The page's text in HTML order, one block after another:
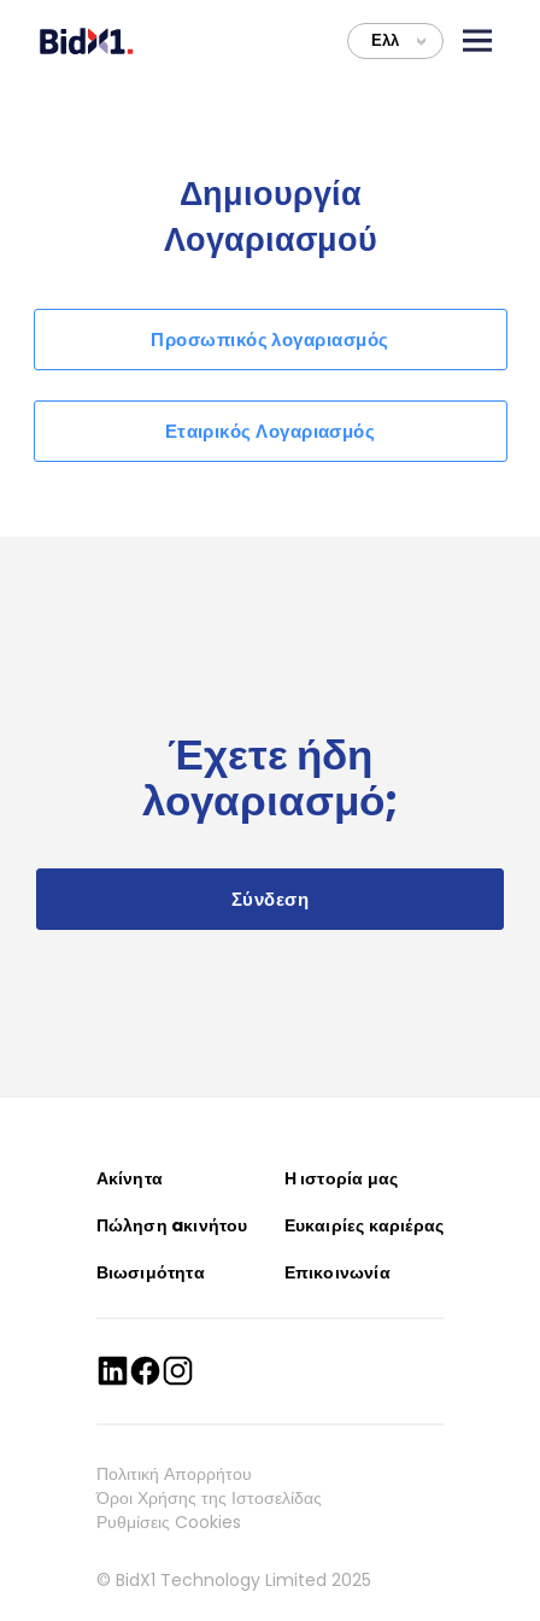
Ελλ >
Έχετε ήδη
λογαριασμό;
Σύνδεση
Δημιουργία
Λογαριασμού
Προσωπικός λογαριασμός
Εταιρικός Λογαριασμός
Ακίνητα
Η ιστορία μας
Πώληση aκινήτου
Ευκαιρίες καριέρας
Βιωσιμότητα
Επικοινωνία
Πολιτική Απορρήτου
Όροι Χρήσης της Ιστοσελίδας
Ρυθμίσεις Cookies
© BidX1 Technology Limited 2025